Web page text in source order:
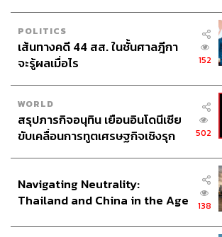
POLITICS
เส้นทางคดี 44 สส. ในชั้นศาลฎีกา
จะรู้ผลเมื่อไร
152
WORLD
สรุปภารกิจอนุทิน เยือนอินโดนีเซีย
ขับเคลื่อนการทูตเศรษฐกิจเชิงรุก
502
Navigating Neutrality:
Thailand and China in the Age
138